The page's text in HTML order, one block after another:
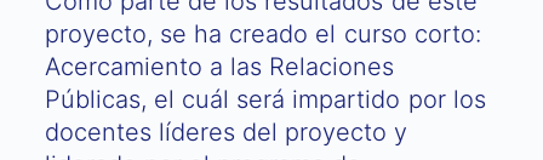
proyecto, se ha creado el curso corto:
Acercamiento a las Relaciones
Públicas, el cuál será impartido por los
docentes líderes del proyecto y